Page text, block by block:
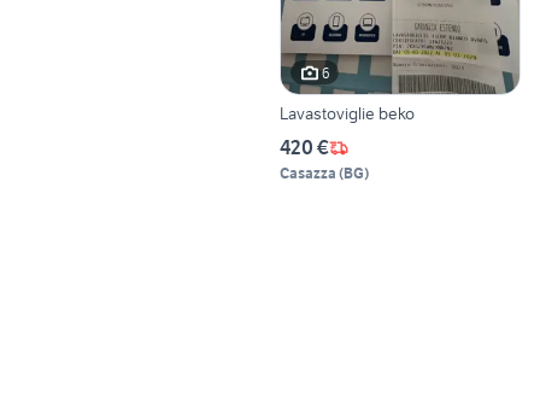
6
Lavastoviglie beko
420 €
Casazza (BG)